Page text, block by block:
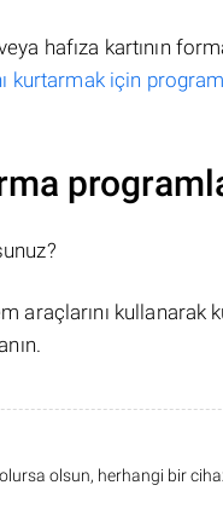
hafıza kartının
kurtarmak için
araçlarını kullanarak
olsun, herhangi bir